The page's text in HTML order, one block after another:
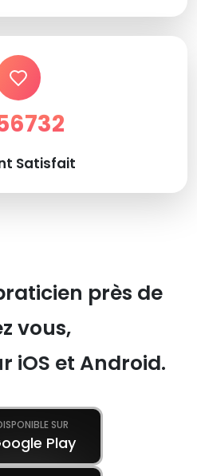
Satisfait
près de
vous,
iOS et Android.
SUR
Play